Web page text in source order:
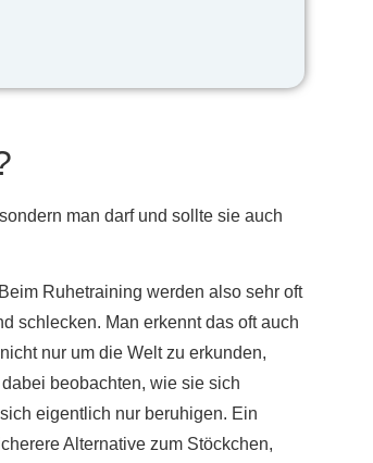
man darf und sollte sie auch
Ruhetraining werden also sehr oft
schlecken. Man erkennt das oft auch
nur um die Welt zu erkunden,
beobachten, wie sie sich
eigentlich nur beruhigen. Ein
Alternative zum Stöckchen,